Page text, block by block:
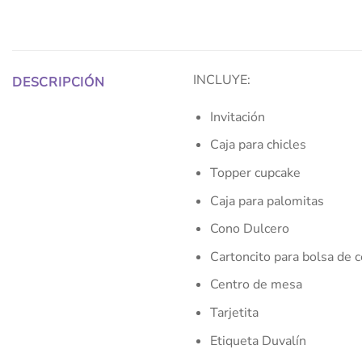
DESCRIPCIÓN INCLUYE:
Invitación
Caja para chicles
Topper cupcake
Caja para palomitas
Cono Dulcero
Cartoncito para bolsa de
Centro de mesa
Tarjetita
Etiqueta Duvalín